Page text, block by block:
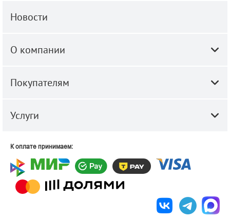
Новости
О компании
Покупателям
Услуги
К оплате принимаем: